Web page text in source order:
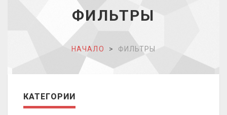
ФИЛЬТРЫ
НАЧАЛО ФИЛЬТРЫ
КАТЕГОРИИ